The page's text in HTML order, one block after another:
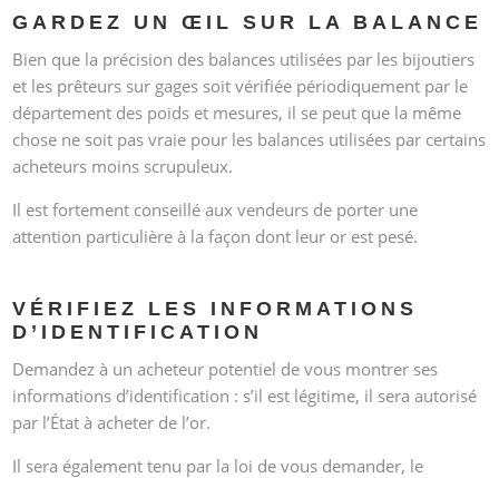
GARDEZ UN ŒIL SUR LA BALANCE
Bien que la précision des balances utilisées par les bijoutiers
et les prêteurs sur gages soit vérifiée périodiquement par le
département des poids et mesures, il se peut que la même
chose ne soit pas vraie pour les balances utilisées par certains
acheteurs moins scrupuleux.
Il est fortement conseillé aux vendeurs de porter une
attention particulière à la façon dont leur or est pesé.
VÉRIFIEZ LES INFORMATIONS
D’IDENTIFICATION
Demandez à un acheteur potentiel de vous montrer ses
informations d’identification : s’il est légitime, il sera autorisé
par l’État à acheter de l’or.
Il sera également tenu par la loi de vous demander, le